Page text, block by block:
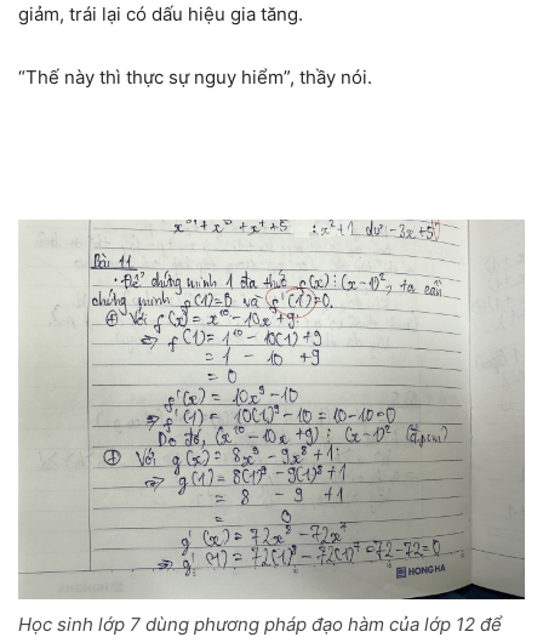
giảm, trái lại có dấu hiệu gia tăng.
“Thế này thì thực sự nguy hiểm”, thầy nói.
Học sinh lớp 7 dùng phương pháp đạo hàm của lớp 12 để